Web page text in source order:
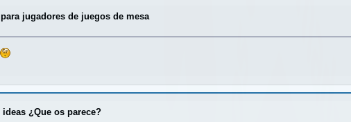
jugadores de juegos de mesa
ideas ¿Que os parece?